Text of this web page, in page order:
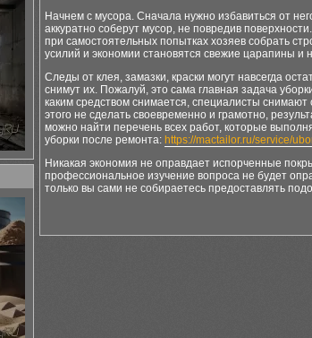
Начнем с мусора. Сначала нужно избавиться от
аккуратно соберут мусор, не повредив
при самостоятельных попытках хозяев собрать
усилий и экономии становятся свежие царапины
Следы от клея, замазки, краски могут навсегда
снимут их. Пожалуй, это сама главная задача
каким средством снимается, специалисты
этого не сделать своевременно и грамотно,
можно найти перечень всех работ, которые
уборки после ремонта: https://mactailor.ru/service/
Никакая экономия не оправдает испорченные
профессиональное изучение вопроса не будет
только вы сами не собираетесь предоставлять